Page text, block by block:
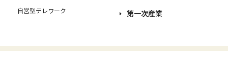
自営型テレワーク
第一次産業